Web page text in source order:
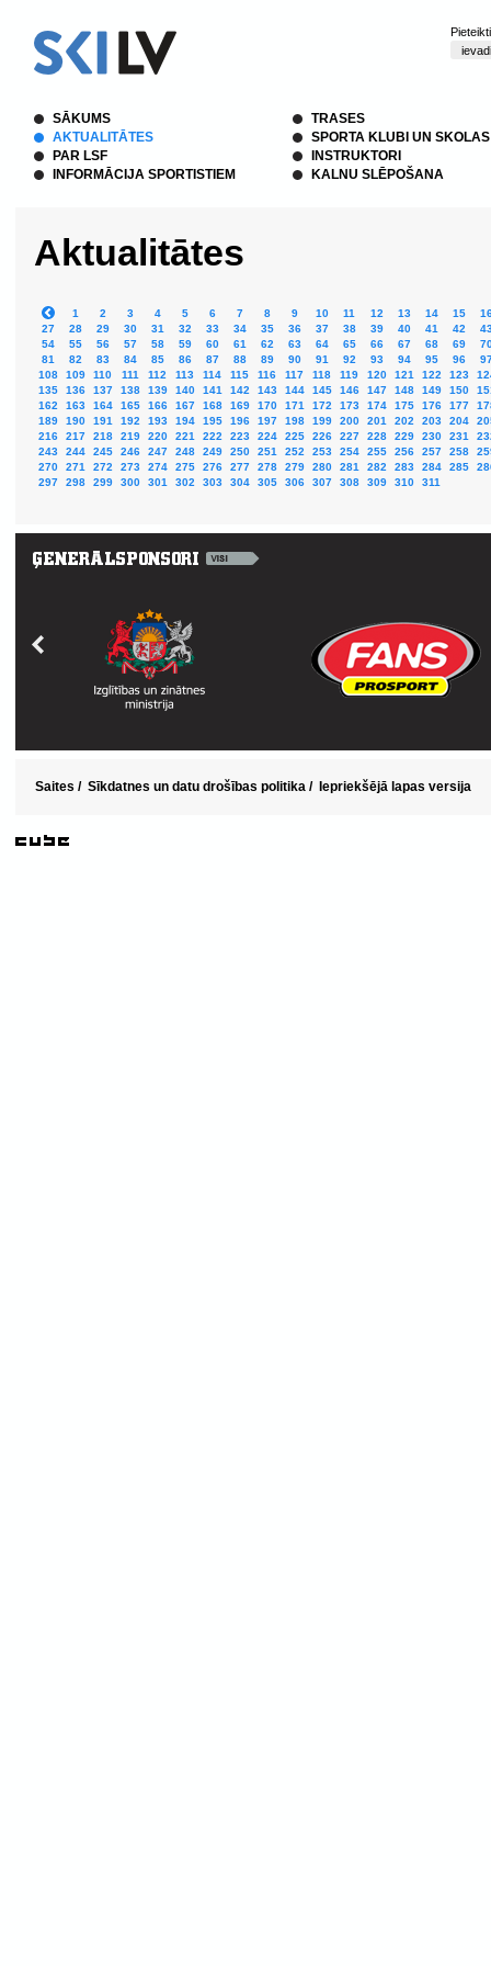
SĀKUMS
AKTUALITĀTES
PAR LSF
INFORMĀCIJA SPORTISTIEM
TRASES
SPORTA KLUBI UN SKOLAS
INSTRUKTORI
KALNU SLĒPOŠANA
Aktualitātes
1 2 3 4 5 6 7 8 9 10 11 12 13 14 15
27
28 29 30 31 32 33 34 35 36 37 38 39 40 41 42
54
55 56 57 58 59 60 61 62 63 64 65 66 67 68 69
81
82 83 84 85 86 87 88 89 90 91 92 93 94 95 96
108
109 110 111 112 113 114 115 116 117 118 119 120 121 122 123
135
136 137 138 139 140 141 142 143 144 145 146 147 148 149 150
162
163 164 165 166 167 168 169 170 171 172 173 174 175 176 177
189
190 191 192 193 194 195 196 197 198 199 200 201 202 203 204
216
217 218 219 220 221 222 223 224 225 226 227 228 229 230 231
243
244 245 246 247 248 249 250 251 252 253 254 255 256 257 258
270
271 272 273 274 275 276 277 278 279 280 281 282 283 284 285
297
298 299 300 301 302 303 304 305 306 307 308 309 310 311
Saites / Sīkdatnes un datu drošības politika / Iepriekšējā lapas versija